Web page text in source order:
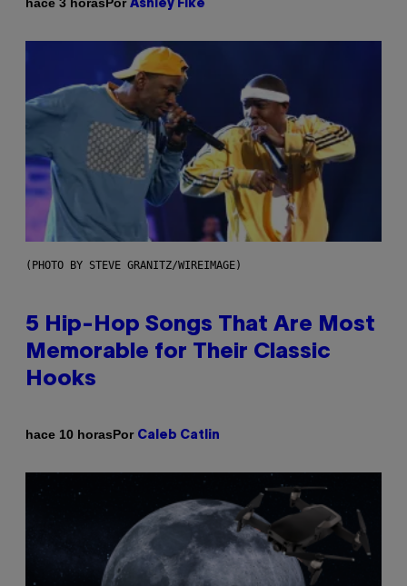
hace 3 horas Ashley Fike
(PHOTO BY STEVE GRANITZ/WIREIMAGE)
5 Hip-Hop Songs That Are Most
Memorable for Their Classic
Hooks
hace 10 horasPor Caleb Catlin